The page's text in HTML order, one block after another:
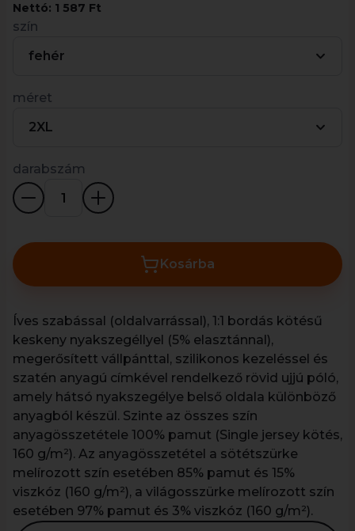
Nettó: 1 587 Ft
szín
fehér
méret
2XL
darabszám
Kosárba
Íves szabással (oldalvarrással), 1:1 bordás kötésű
keskeny nyakszegéllyel (5% elasztánnal),
megerősített vállpánttal, szilikonos kezeléssel és
szatén anyagú címkével rendelkező rövid ujjú póló,
amely hátsó nyakszegélye belső oldala különböző
anyagból készül. Szinte az összes szín
anyagösszetétele 100% pamut (Single jersey kötés,
160 g/m²). Az anyagösszetétel a sötétszürke
melírozott szín esetében 85% pamut és 15%
viszkóz (160 g/m²), a világosszürke melírozott szín
esetében 97% pamut és 3% viszkóz (160 g/m²).